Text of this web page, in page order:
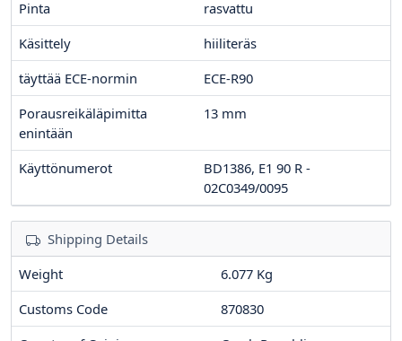
Pinta
rasvattu
Käsittely
hiiliteräs
täyttää ECE-normin
ECE-R90
Porausreikäläpimitta
enintään
13 mm
Käyttönumerot
BD1386, E1 90 R -
02C0349/0095
Shipping Details
Weight
6.077 Kg
Customs Code
870830